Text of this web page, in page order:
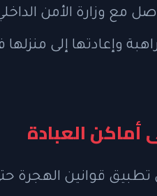
مع وزارة الأمن
وإعادتها إلى
العبادة
تطبيق قوانين الهجرة